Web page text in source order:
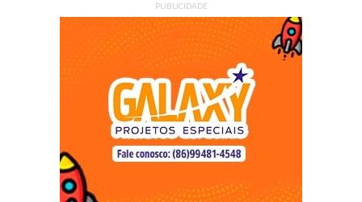
PUBLICIDADE